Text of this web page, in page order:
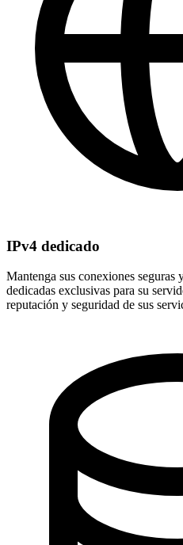
IPv4 dedicado
Mantenga sus conexiones
dedicadas exclusivas para su
reputación y seguridad de sus